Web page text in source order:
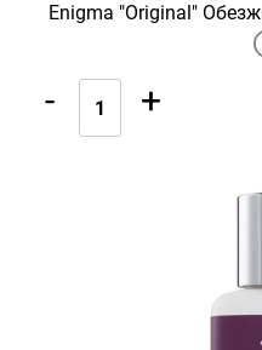
Enigma "Original"
- +